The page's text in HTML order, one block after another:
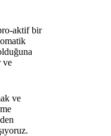
aktif bir
ve
ve